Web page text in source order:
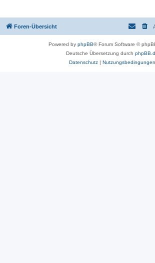
Foren-Übersicht
Powered by phpBB® Forum Software ©
Deutsche Übersetzung durch
Datenschutz| Nutzungsbedingungen